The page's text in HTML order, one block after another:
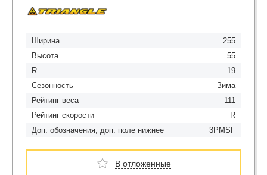
Ширина
255
Высота
55
R
19
Сезонность
Зима
Рейтинг веса
111
Рейтинг скорости
R
Доп. обозначения, доп. поле нижнее
3PMSF
В отложенные